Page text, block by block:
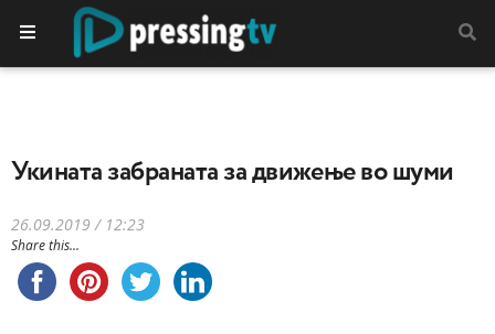
Укината забраната за движење во шуми
26.09.2019 / 12:23
Share this...